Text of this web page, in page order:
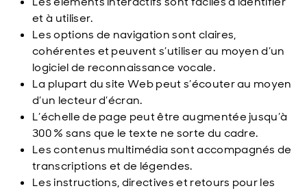
et à utiliser.
Les options de navigation sont claires,
cohérentes et peuvent s’utiliser au moyen d’un
logiciel de reconnaissance vocale.
La plupart du site Web peut s’écouter au moyen
d’un lecteur d’écran.
L’échelle de page peut être augmentée jusqu’à
300 % sans que le texte ne sorte du cadre.
Les contenus multimédia sont accompagnés de
transcriptions et de légendes.
Les instructions, directives et retours pour les